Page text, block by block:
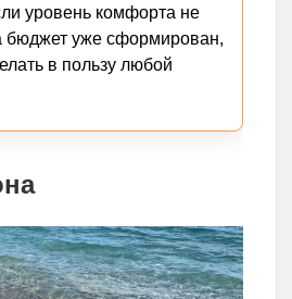
уровень комфорта не
бюджет уже сформирован,
в пользу любой